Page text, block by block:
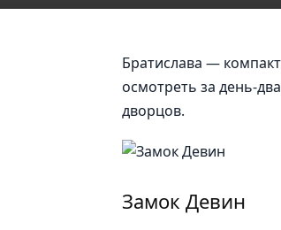
Братислава —
осмотреть за день-
дворцов.
Замок Девин